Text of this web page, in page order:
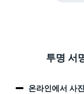
투명 서
온라인에서 사